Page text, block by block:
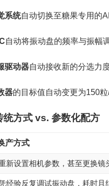
系统自动切换至糖果专用的
自动将振动盘的频率与振幅
驱动器自动接收新的分选力
器的目标值自动变更为150粒/
统方式 vs. 参数化配方
产方式
新设置相机参数，甚至更换镜
经验反复调试振动盘，耗时且